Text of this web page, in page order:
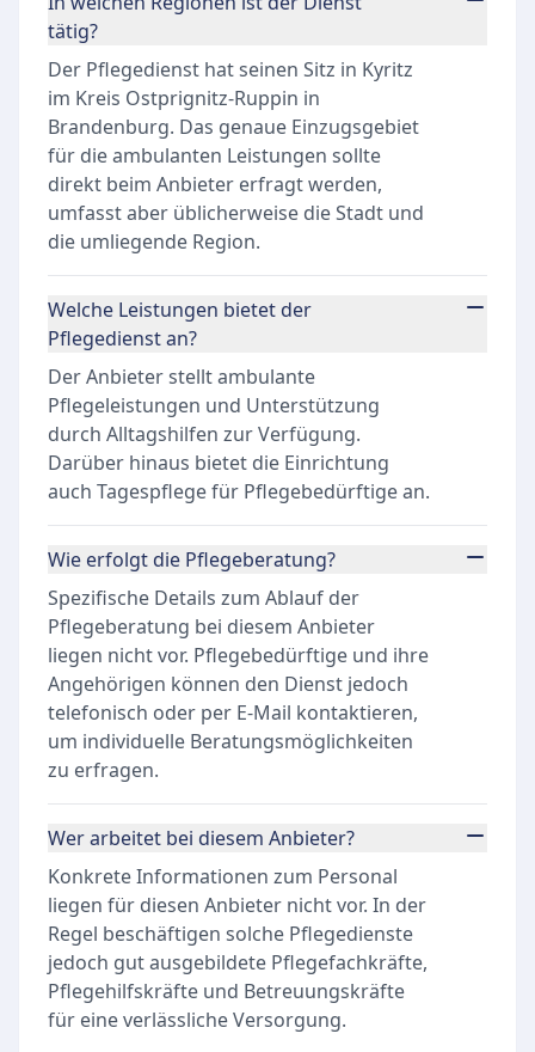
tätig?
Der Pflegedienst hat seinen Sitz in Kyritz
im Kreis Ostprignitz-Ruppin in
Brandenburg. Das genaue Einzugsgebiet
für die ambulanten Leistungen sollte
direkt beim Anbieter erfragt werden,
umfasst aber üblicherweise die Stadt und
die umliegende Region.
Welche Leistungen bietet der
Pflegedienst an?
Der Anbieter stellt ambulante
Pflegeleistungen und Unterstützung
durch Alltagshilfen zur Verfügung.
Darüber hinaus bietet die Einrichtung
auch Tagespflege für Pflegebedürftige an.
Wie erfolgt die Pflegeberatung?
Spezifische Details zum Ablauf der
Pflegeberatung bei diesem Anbieter
liegen nicht vor. Pflegebedürftige und ihre
Angehörigen können den Dienst jedoch
telefonisch oder per E-Mail kontaktieren,
um individuelle Beratungsmöglichkeiten
zu erfragen.
Wer arbeitet bei diesem Anbieter?
Konkrete Informationen zum Personal
liegen für diesen Anbieter nicht vor. In der
Regel beschäftigen solche Pflegedienste
jedoch gut ausgebildete Pflegefachkräfte,
Pflegehilfskräfte und Betreuungskräfte
für eine verlässliche Versorgung.